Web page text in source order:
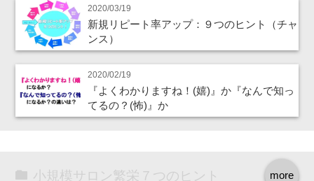
2020/03/19
新規リピート率アップ：９つのヒント（チャ
ンス）
2020/02/19
『よくわかりますね！(嬉)』か『なんで知っ
てるの？(怖)』か
more
小規模サロン繁栄７つのヒント